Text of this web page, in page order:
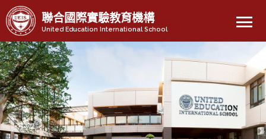
聯合國際實驗教育機構
United Education International School menu